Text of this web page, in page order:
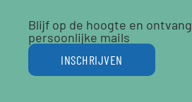
Blijf op de hoogte en ontvang
persoonlijke mails
INSCHRIJVEN